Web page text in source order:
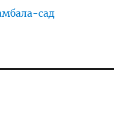
сад